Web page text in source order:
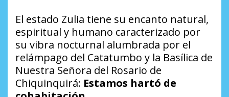
El estado Zulia tiene su encanto natural,
espiritual y humano caracterizado por
su vibra nocturnal alumbrada por el
relámpago del Catatumbo y la Basílica de
Nuestra Señora del Rosario de
Chiquinquirá: Estamos hartó de